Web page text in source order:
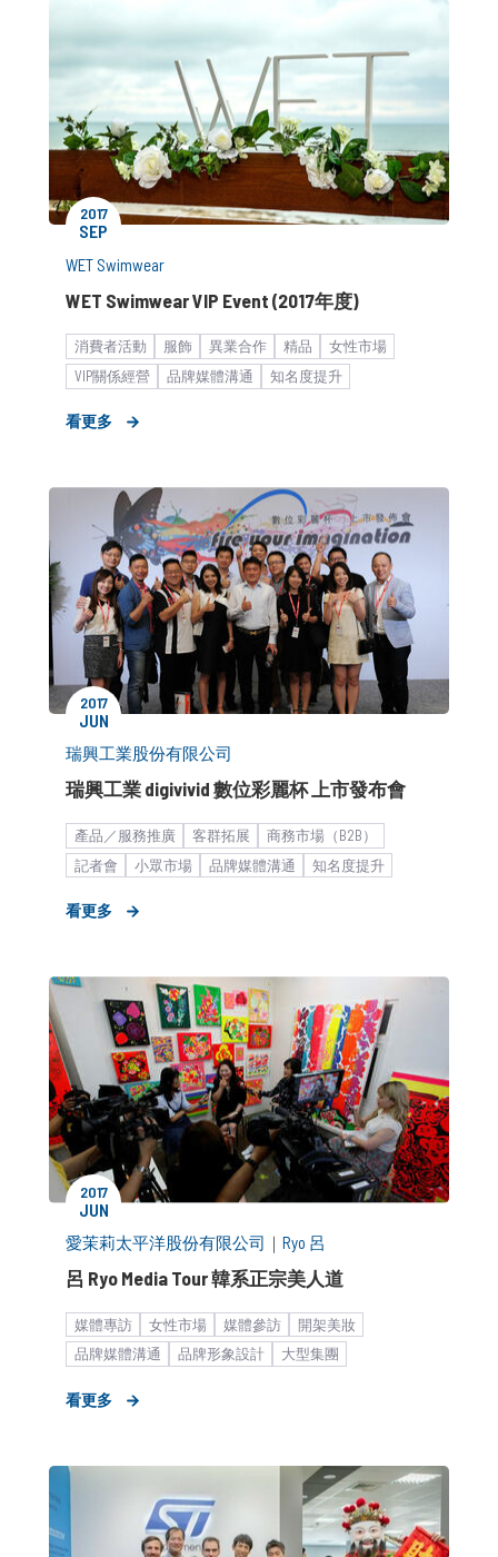
2017
SEP
WET Swimwear
WET Swimwear VIP Event (2017年度)
消費者活動 服飾 異業合作 精品
女性市場
VIP關係經營
品牌媒體溝通
知名度提升
策略形象報告
看更多
2017
JUN
瑞興工業股份有限公司
瑞興工業 digivivid 數位彩麗杯 上市發布會
產品／服務推廣 客群拓展
商務市場（B2B）
記者會
小眾市場 品牌媒體溝通
知名度提升
策略形象報告
看更多
2017
JUN
愛茉莉太平洋股份有限公司 ｜ Ryo 呂
呂 Ryo Media Tour 韓系正宗美人道
媒體專訪 女性市場 媒體參訪
開架美妝
品牌媒體溝通
品牌形象設計
大型集團
媒體小聚／餐敘
看更多